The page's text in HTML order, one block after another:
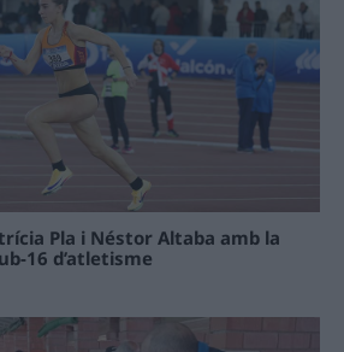
Pla i Néstor Altaba amb la
16 d’atletisme